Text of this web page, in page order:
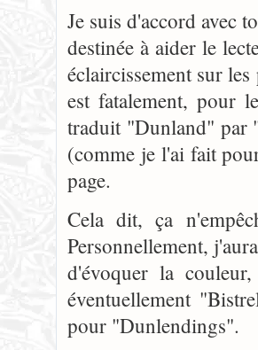
Je suis d'accord avec
destinée à aider le
éclaircissement sur
est fatalement, pour
traduit "Dunland" par
(comme je l'ai fait
page.
Cela dit, ça
Personnellement,
d'évoquer la
éventuellement
pour "Dunlendings".